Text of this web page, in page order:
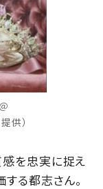
供）
感を忠実に捉え
る都志さん。